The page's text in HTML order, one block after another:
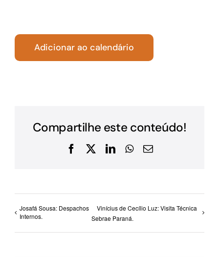
Adicionar ao calendário
Compartilhe este conteúdo!
Facebook
X LinkedInWhatsApp
E-
Josafá Sousa: Despachos
Internos.
Vinícius de Cecílio Luz: Visita Técnica
Sebrae Paraná.